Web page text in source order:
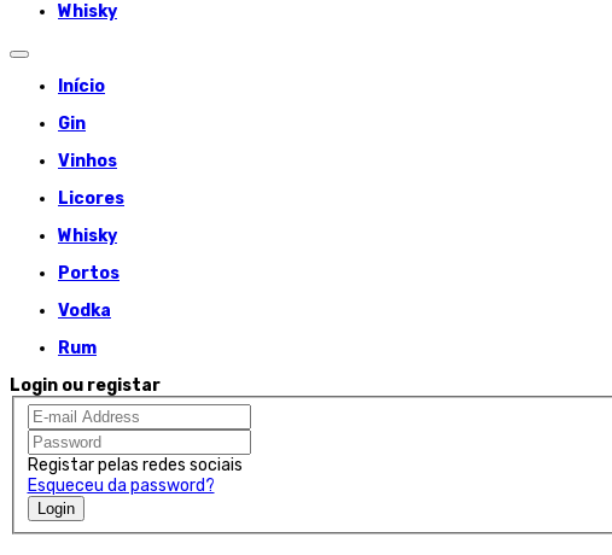
Whisky
Início
Gin
Vinhos
Licores
Whisky
Portos
Vodka
Rum
Login ou registar
Registar pelas redes sociais
Esqueceu da password?
Login